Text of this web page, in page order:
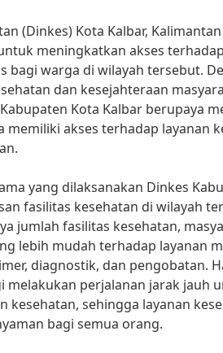
(Dinkes) Kota Kalbar,
meningkatkan akses
bagi warga di wilayah tersebut.
dan kesejahteraan
Kota Kalbar berupaya
memiliki akses terhadap layanan
yang dilaksanakan Dinkes
fasilitas kesehatan di wilayah
jumlah fasilitas kesehatan,
lebih mudah terhadap layanan
diagnostik, dan pengobatan.
melakukan perjalanan jarak jauh
kesehatan, sehingga layanan
bagi semua orang.